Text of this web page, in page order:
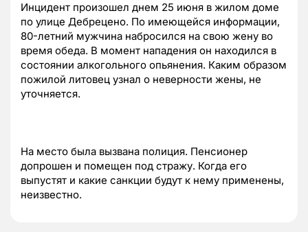
Инцидент произошел днем 25 июня в жилом доме
по улице Дебрецено. По имеющейся информации,
80-летний мужчина набросился на свою жену во
время обеда. В момент нападения он находился в
состоянии алкогольного опьянения. Каким образом
пожилой литовец узнал о неверности жены, не
уточняется.
На место была вызвана полиция. Пенсионер
допрошен и помещен под стражу. Когда его
выпустят и какие санкции будут к нему применены,
неизвестно.